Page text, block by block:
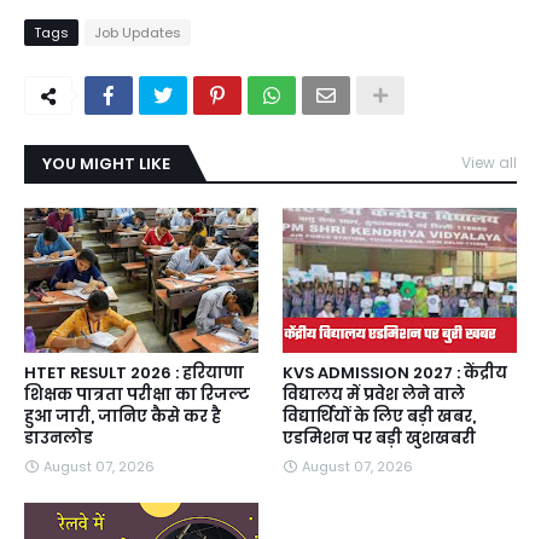
Tags Job Updates
YOU MIGHT LIKE View all
HTET RESULT 2026 : हरियाणा
शिक्षक पात्रता परीक्षा का रिजल्ट
हुआ जारी, जानिए कैसे कर है
डाउनलोड
August 07, 2026
KVS ADMISSION 2027 : केंद्रीय
विद्यालय में प्रवेश लेने वाले
विद्यार्थियों के लिए बड़ी खबर,
एडमिशन पर बड़ी खुशखबरी
August 07, 2026